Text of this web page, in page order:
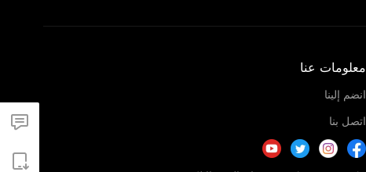
معلومات عنا
انضم إلينا
اتصل بنا